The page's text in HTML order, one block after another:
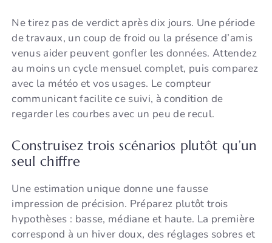
Ne tirez pas de verdict après dix jours. Une période
de travaux, un coup de froid ou la présence d’amis
venus aider peuvent gonfler les données. Attendez
au moins un cycle mensuel complet, puis comparez
avec la météo et vos usages. Le compteur
communicant facilite ce suivi, à condition de
regarder les courbes avec un peu de recul.
Construisez trois scénarios plutôt qu’un
seul chiffre
Une estimation unique donne une fausse
impression de précision. Préparez plutôt trois
hypothèses : basse, médiane et haute. La première
correspond à un hiver doux, des réglages sobres et